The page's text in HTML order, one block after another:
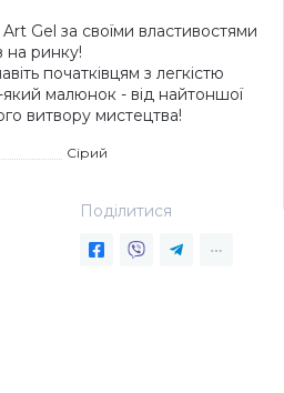
Gel за своїми властивостями
на ринку!
початківцям з легкістю
малюнок - від найтоншої
витвору мистецтва!
Сірий
Поділитися